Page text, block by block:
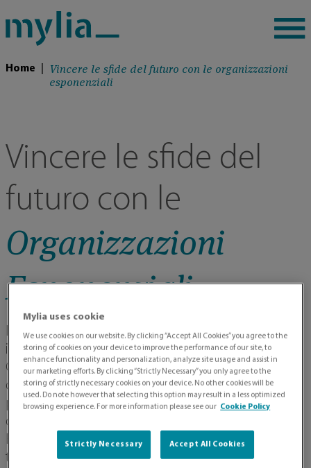
Home
Vincere le sfide del futuro con le organizzazioni
esponenziali
Vincere le sfide del
futuro con le
Organizzazioni
Esponenziali
Le organizzazioni esponenziali sono considerate
il futuro del business mondiale. Aziende come
Google, Amazon, Uber, Airbnb, Spotify e Netflix
dominano le borse mondiali grazie alle loro
performance e stupiscono per la loro continua
capacità di innovare. Il loro segreto? Sono ExO,
Exponential Organizations, ovvero sfruttano
tecnologie e tecniche organizzative
Mylia uses cookie
We use cookies on our website. By clicking “Accept All Cookies” you agree to the
storing of cookies on your device to improve the performance of our site, to
enhance functionality and personalization, analyze site usage and assist in
our marketing efforts. By clicking “Strictly Necessary” you only agree to the
storing of strictly necessary cookies on your device. No other cookies will be
used. Do note however that selecting this option may result in a less optimized
browsing experience. For more information please see our Cookie Policy
Strictly Necessary Accept All Cookies